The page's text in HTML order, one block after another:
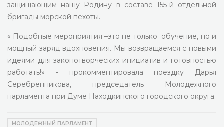
защищающим нашу Родину в составе 155-й отдельной
бригады морской пехоты.
« Подобные мероприятия –это не только обучение, но и
мощный заряд вдохновения. Мы возвращаемся с новыми
идеями для законотворческих инициатив и готовностью
работать!» - прокомментировала поездку Дарья
Серебренникова, председатель Молодежного
парламента при Думе Находкинского городского округа.
МОЛОДЕЖНЫЙ ПАРЛАМЕНТ